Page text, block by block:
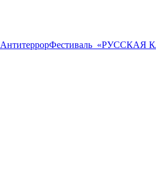
АнтитеррорФестиваль ​ «РУССКАЯ